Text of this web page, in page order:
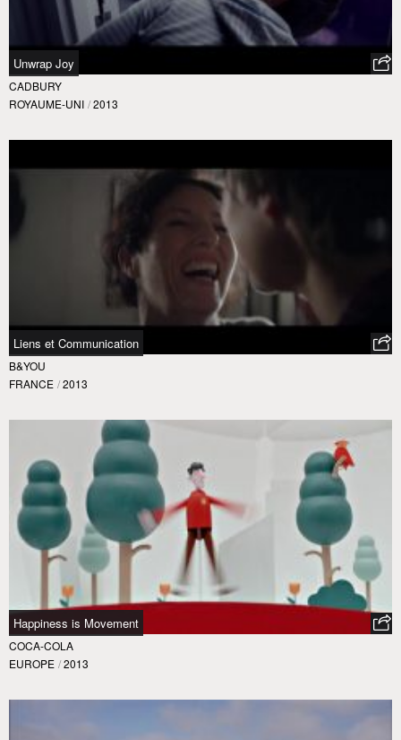
Unwrap Joy
CADBURY
ROYAUME-UNI / 2013
Liens et Communication
B&YOU
FRANCE / 2013
Happiness is Movement
COCA-COLA
EUROPE / 2013